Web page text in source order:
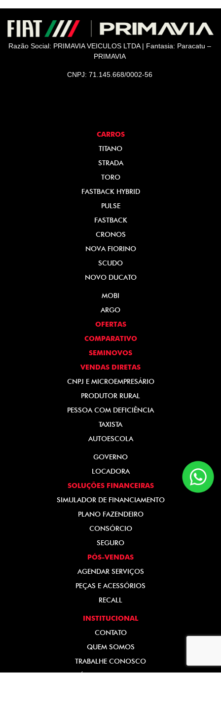
Razão Social: PRIMAVIA VEICULOS LTDA | Fantasia: Paracatu –
PRIMAVIA
CNPJ: 71.145.668/0002-56
CARROS
TITANO
STRADA
TORO
FASTBACK HYBRID
PULSE
FASTBACK
CRONOS
NOVA FIORINO
SCUDO
NOVO DUCATO
MOBI
ARGO
OFERTAS
COMPARATIVO
SEMINOVOS
VENDAS DIRETAS
CNPJ E MICROEMPRESÁRIO
PRODUTOR RURAL
PESSOA COM DEFICIÊNCIA
TAXISTA
AUTOESCOLA
GOVERNO
LOCADORA
SOLUÇÕES FINANCEIRAS
SIMULADOR DE FINANCIAMENTO
PLANO FAZENDEIRO
CONSÓRCIO
SEGURO
PÓS-VENDAS
AGENDAR SERVIÇOS
PEÇAS E ACESSÓRIOS
RECALL
INSTITUCIONAL
CONTATO
QUEM SOMOS
TRABALHE CONOSCO